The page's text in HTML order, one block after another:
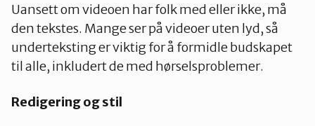
Uansett om videoen har folk med eller ikke, må
den tekstes. Mange ser på videoer uten lyd, så
underteksting er viktig for å formidle budskapet
til alle, inkludert de med hørselsproblemer.
Redigering og stil